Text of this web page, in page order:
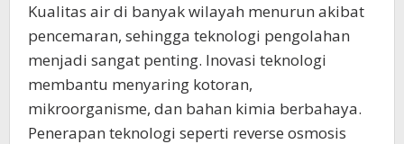
Kualitas air di banyak wilayah menurun akibat
pencemaran, sehingga teknologi pengolahan
menjadi sangat penting. Inovasi teknologi
membantu menyaring kotoran,
mikroorganisme, dan bahan kimia berbahaya.
Penerapan teknologi seperti reverse osmosis